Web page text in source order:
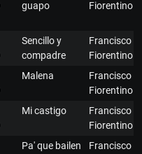
guapo
Fiorentino
Sencillo y
compadre
Francisco
Fiorentino
Malena
Francisco
Fiorentino
Mi castigo
Francisco
Fiorentino
Pa' que bailen
Francisco